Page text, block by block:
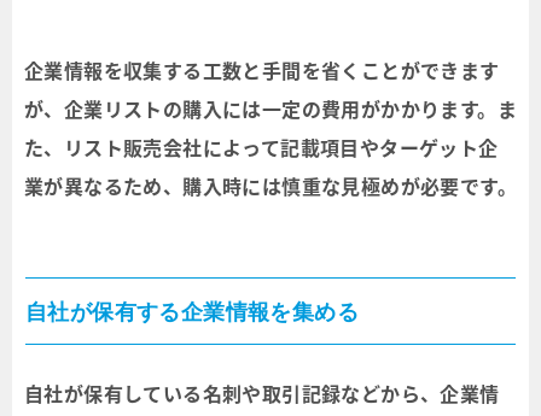
企業情報を収集する工数と手間を省くことができます
が、企業リストの購入には一定の費用がかかります。ま
た、リスト販売会社によって記載項目やターゲット企
業が異なるため、購入時には慎重な見極めが必要です。
自社が保有する企業情報を集める
自社が保有している名刺や取引記録などから、企業情